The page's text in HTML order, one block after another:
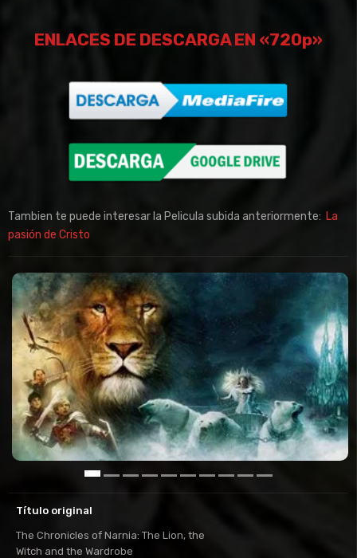
ENLACES DE DESCARGA EN «720p»
Tambien te puede interesar la Pelicula subida anteriormente: La
pasión de Cristo
Título original
The Chronicles of Narnia: The Lion, the
Witch and the Wardrobe